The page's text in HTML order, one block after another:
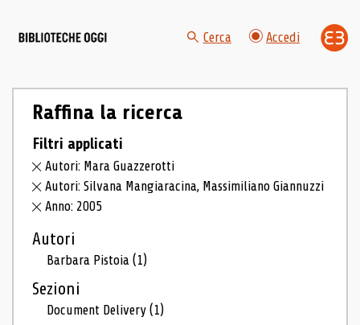
Cerca Accedi
Raffina la ricerca
Filtri applicati
Autori: Mara Guazzerotti
Autori: Silvana Mangiaracina, Massimiliano Giannuzzi
Anno: 2005
Autori
Barbara Pistoia(1)
Sezioni
Document Delivery(1)